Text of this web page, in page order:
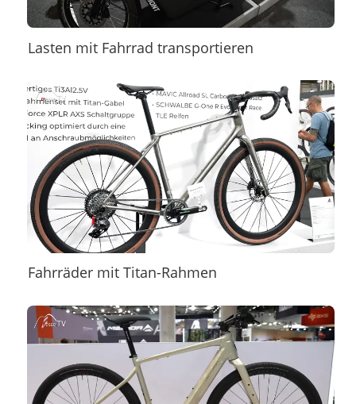
Lasten mit Fahrrad transportieren
Fahrräder mit Titan-Rahmen